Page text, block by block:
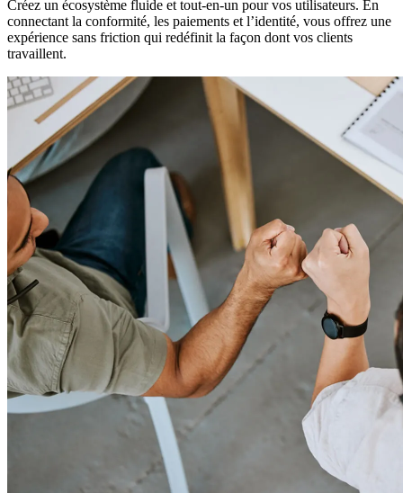
Créez un écosystème fluide et tout-en-un pour vos utilisateurs. En
connectant la conformité, les paiements et l’identité, vous offrez une
expérience sans friction qui redéfinit la façon dont vos clients
travaillent.